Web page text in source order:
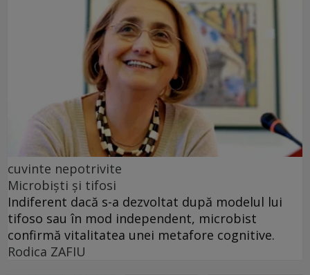
cuvinte nepotrivite
Microbiști și tifosi
Indiferent dacă s-a dezvoltat după modelul lui
tifoso sau în mod independent, microbist
confirmă vitalitatea unei metafore cognitive.
Rodica ZAFIU